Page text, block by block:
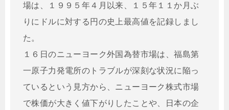
場は、１９９５年４月以来、１５年１１か月ぶ
りにドルに対する円の史上最高値を記録しまし
た。
１６日のニューヨーク外国為替市場は、福島第
一原子力発電所のトラブルが深刻な状況に陥っ
ているという見方から、ニューヨーク株式市場
で株価が大きく値下がりしたことや、日本の企